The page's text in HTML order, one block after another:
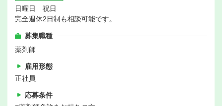
日曜日 祝日
完全週休2日制も相談可能です。
募集職種
薬剤師
雇用形態
正社員
応募条件